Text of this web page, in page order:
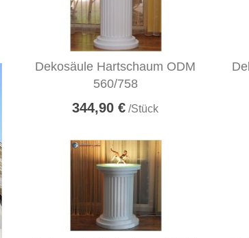
Dekosäule Hartschaum ODM
560/758
344,90 € /Stück